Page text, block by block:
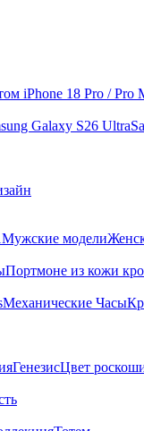
iPhone 18 Pro / Pro
Galaxy S26 Ultra
Мужские модели
Портмоне из кожи
Механические Часы
ГенезисЦвет